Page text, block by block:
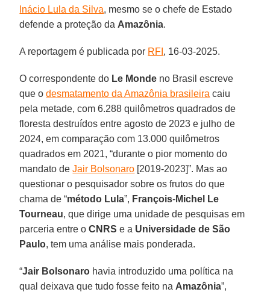
Inácio Lula da Silva, mesmo se o chefe de Estado
defende a proteção da Amazônia.
A reportagem é publicada por RFI , 16-03-2025.
O correspondente do Le Monde no Brasil escreve
que odesmatamento da Amazônia brasileira caiu
pela metade, com 6.288 quilômetros quadrados de
floresta destruídos entre agosto de 2023 e julho de
2024, em comparação com 13.000 quilômetros
quadrados em 2021, “durante o pior momento do
mandato deJair Bolsonaro [2019-2023]”. Mas ao
questionar o pesquisador sobre os frutos do que
chama de “método Lula”, François-Michel Le
Tourneau, que dirige uma unidade de pesquisas em
parceria entre oCNRS e a Universidade de São
Paulo, tem uma análise mais ponderada.
“Jair Bolsonaro havia introduzido uma política na
qual deixava que tudo fosse feito na Amazônia”,